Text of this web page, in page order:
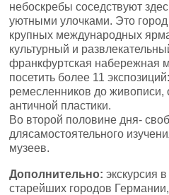
небоскребы соседствуют
уютными улочками. Это
крупных международных
культурный и
франкфуртская набережная
посетить более 11
ремесленников до живописи,
античной пластики.
Во второй половине дня-
длясамостоятельного
музеев.
Дополнительно:экскурсия
старейших городов